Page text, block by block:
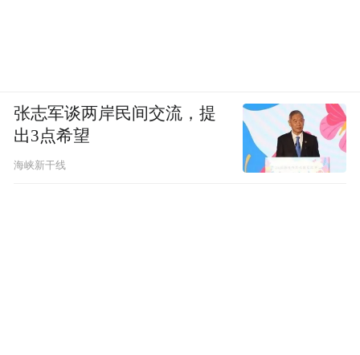
张志军谈两岸民间交流，提
出3点希望
海峡新干线